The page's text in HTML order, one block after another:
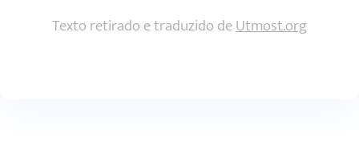
Texto retirado e traduzido deUtmost.org